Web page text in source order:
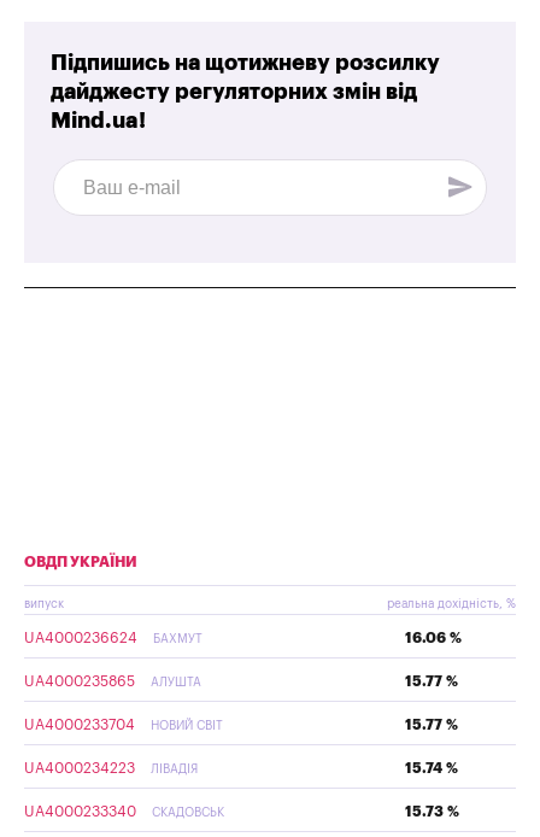
Підпишись на щотижневу розсилку
дайджесту регуляторних змін від
Mind.ua!
ОВДП УКРАЇНИ
випуск реальна дохідність, %
UA4000236624 БАХМУТ 16.06 %
UA4000235865 АЛУШТА 15.77 %
UA4000233704 НОВИЙ СВІТ 15.77 %
UA4000234223 ЛІВАДІЯ 15.74 %
UA4000233340 СКАДОВСЬК 15.73 %